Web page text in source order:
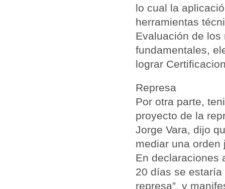
lo cual la
herramientas
Evaluación de
fundamentales,
lograr
Represa
Por otra parte,
proyecto de la
Jorge Vara, dijo
mediar una orden
En declaraciones
20 días se
represa”, y